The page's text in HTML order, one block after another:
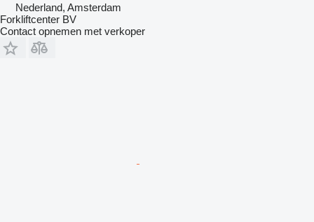
Nederland, Amsterdam
Forkliftcenter BV
Contact opnemen met verkoper